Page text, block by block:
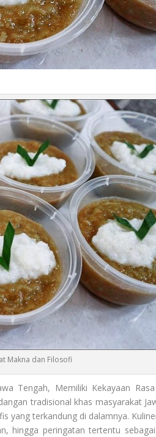
Makna dan Filosofi
Tengah, Memiliki Kekayaan
tradisional khas masyarakat
yang terkandung di dalamnya.
hingga peringatan tertentu